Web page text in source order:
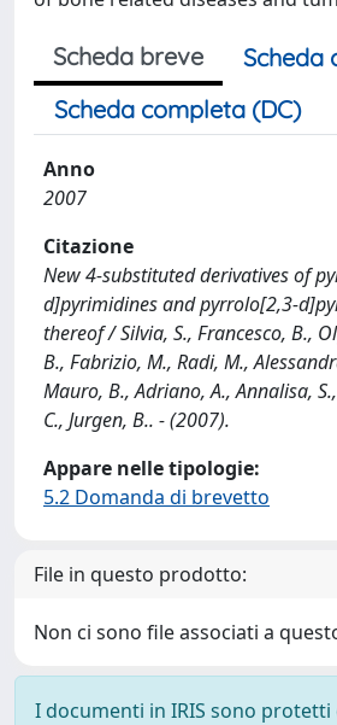
Scheda breve
Scheda
Scheda completa (DC)
Anno
2007
Citazione
New 4-substituted derivatives of
d]pyrimidines and pyrrolo[2,3-
thereof / Silvia, S., Francesco, B.,
B., Fabrizio, M., Radi, M.,
Mauro, B., Adriano, A., Annalisa,
C., Jurgen, B.. - (2007).
Appare nelle tipologie:
5.2 Domanda di brevetto
File in questo prodotto:
Non ci sono file associati a
I documenti in IRIS sono